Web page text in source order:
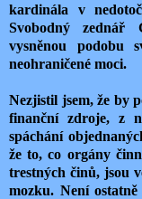
kardinála v
Svobodný zednář
vysněnou podobu
neohraničené moci.
Nezjistil jsem, že by
finanční zdroje, z
spáchání
že to, co orgány
trestných činů, jsou
mozku. Není